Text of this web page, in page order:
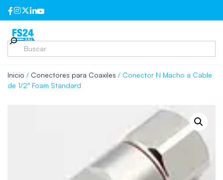
Inicio / Conectores para Coaxiles / Conector N Macho a Cable
de 1/2″ Foam Standard